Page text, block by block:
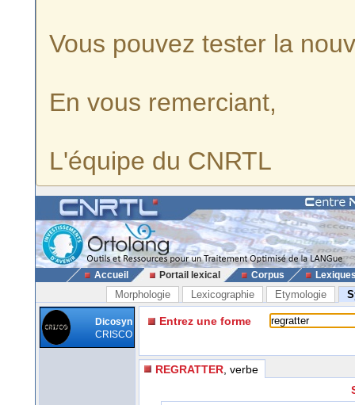
Vous pouvez tester la
En vous remerciant,
L'équipe du CNRTL
Accueil Portail lexical Corpus
Morphologie Lexicographie Etymologie
Dicosyn
CRISCO
Entrez une forme
REGRATTER , verbe